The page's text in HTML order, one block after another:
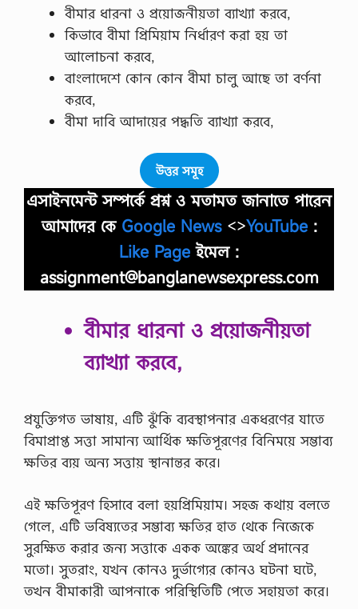
বীমার ধারনা ও প্রয়ােজনীয়তা ব্যাখ্যা করবে,
কিভাবে বীমা প্রিমিয়াম নির্ধারণ করা হয় তা
আলােচনা করবে,
বাংলাদেশে কোন কোন বীমা চালু আছে তা বর্ণনা
করবে,
বীমা দাবি আদায়ের পদ্ধতি ব্যাখ্যা করবে,
উত্তর সমূহ
এসাইনমেন্ট সম্পর্কে প্রশ্ন ও মতামত জানাতে পারেন
আমাদের কে Google News<>YouTube :
Like Page ইমেল :
assignment@banglanewsexpress.com
বীমার ধারনা ও প্রয়ােজনীয়তা
ব্যাখ্যা করবে,
প্রযুক্তিগত ভাষায়, এটি ঝুঁকি ব্যবস্থাপনার একধরণের যাতে
বিমাপ্রাপ্ত সত্তা সামান্য আর্থিক ক্ষতিপূরণের বিনিময়ে সম্ভাব্য
ক্ষতির ব্যয় অন্য সত্তায় স্থানান্তর করে।
এই ক্ষতিপূরণ হিসাবে বলা হয়প্রিমিয়াম। সহজ কথায় বলতে
গেলে, এটি ভবিষ্যতের সম্ভাব্য ক্ষতির হাত থেকে নিজেকে
সুরক্ষিত করার জন্য সত্তাকে একক অঙ্কের অর্থ প্রদানের
মতো। সুতরাং, যখন কোনও দুর্ভাগ্যের কোনও ঘটনা ঘটে,
তখন বীমাকারী আপনাকে পরিস্থিতিটি পেতে সহায়তা করে।